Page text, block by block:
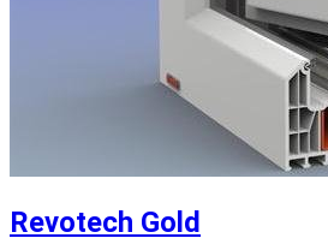
Revotech Gold